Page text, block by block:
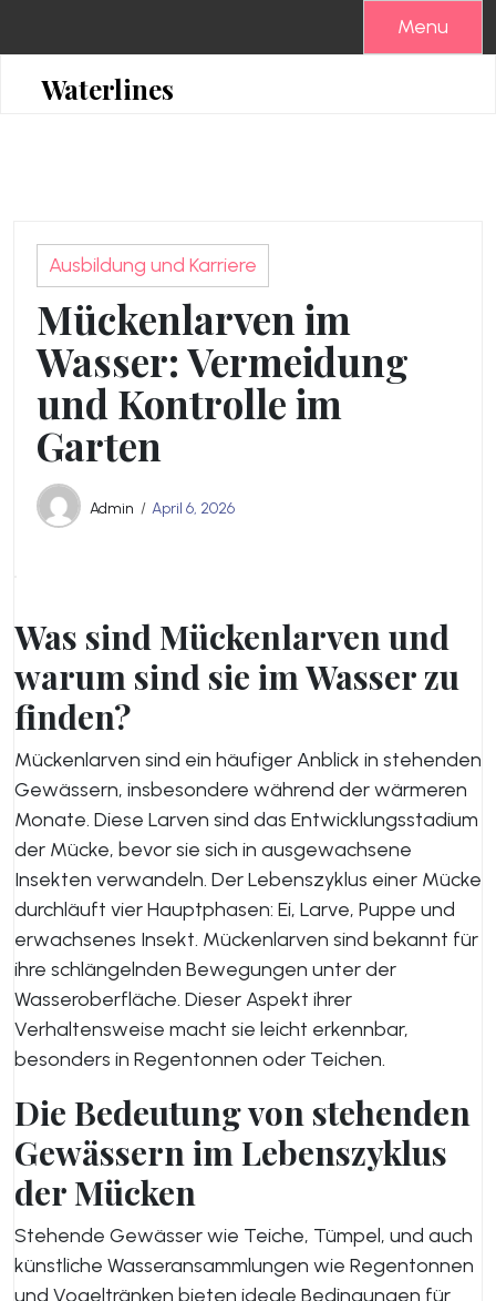
Menu
Waterlines
Ausbildung und Karriere
Mückenlarven im
Wasser: Vermeidung
und Kontrolle im
Garten
Admin April 6, 2026
Was sind Mückenlarven und
warum sind sie im Wasser zu
finden?
Mückenlarven sind ein häufiger Anblick in stehenden
Gewässern, insbesondere während der wärmeren
Monate. Diese Larven sind das Entwicklungsstadium
der Mücke, bevor sie sich in ausgewachsene
Insekten verwandeln. Der Lebenszyklus einer Mücke
durchläuft vier Hauptphasen: Ei, Larve, Puppe und
erwachsenes Insekt. Mückenlarven sind bekannt für
ihre schlängelnden Bewegungen unter der
Wasseroberfläche. Dieser Aspekt ihrer
Verhaltensweise macht sie leicht erkennbar,
besonders in Regentonnen oder Teichen.
Die Bedeutung von stehenden
Gewässern im Lebenszyklus
der Mücken
Stehende Gewässer wie Teiche, Tümpel, und auch
künstliche Wasseransammlungen wie Regentonnen
und Vogeltränken bieten ideale Bedingungen für